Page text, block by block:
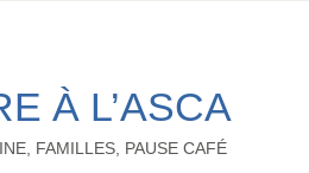
À L’ASCA
, FAMILLES, PAUSE CAFÉ